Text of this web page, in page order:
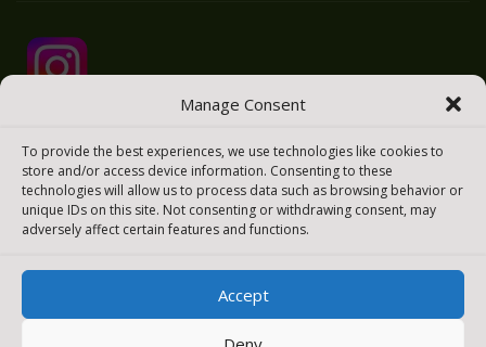
Manage Consent
To provide the best experiences, we use technologies like cookies to
store and/or access device information. Consenting to these
technologies will allow us to process data such as browsing behavior or
unique IDs on this site. Not consenting or withdrawing consent, may
adversely affect certain features and functions.
Accept